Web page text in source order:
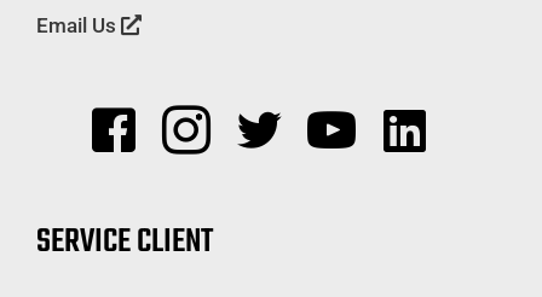
Email Us
SERVICE CLIENT